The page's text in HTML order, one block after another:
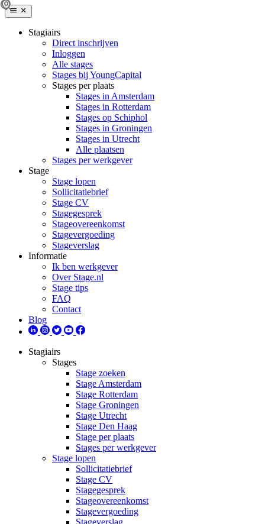
Stagiairs
Direct inschrijven
Inloggen
Alle stages
Stages bij YoungCapital
Stages per plaats
Stages in Amsterdam
Stages in Rotterdam
Stages op Schiphol
Stages in Groningen
Stages in Utrecht
Alle plaatsen
Stages per werkgever
Stage
Stage lopen
Sollicitatiebrief
Stage CV
Stagegesprek
Stageovereenkomst
Stagevergoeding
Stageverslag
Informatie
Ik ben werkgever
Over Stage.nl
Stage tips
FAQ
Contact
Blog
Stagiairs
Stages
Stage zoeken
Stage Amsterdam
Stage Rotterdam
Stage Groningen
Stage Utrecht
Stage Den Haag
Stage per plaats
Stages per werkgever
Stage lopen
Sollicitatiebrief
Stage CV
Stagegesprek
Stageovereenkomst
Stagevergoeding
Stageverslag